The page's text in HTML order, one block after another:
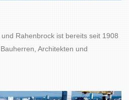
Rahenbrock ist bereits seit 1908
Architekten und